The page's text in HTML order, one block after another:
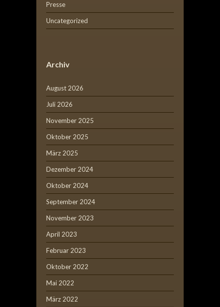
Presse
Uncategorized
Archiv
August 2026
Juli 2026
November 2025
Oktober 2025
März 2025
Dezember 2024
Oktober 2024
September 2024
November 2023
April 2023
Februar 2023
Oktober 2022
Mai 2022
März 2022